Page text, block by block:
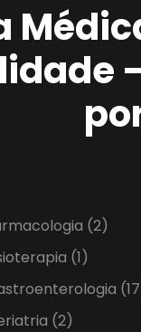
(2)
(1)
(2)